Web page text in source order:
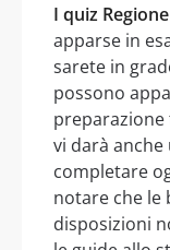
I quiz
apparse in
sarete in
possono
preparazione
vi darà anche
completare
notare che le
disposizioni